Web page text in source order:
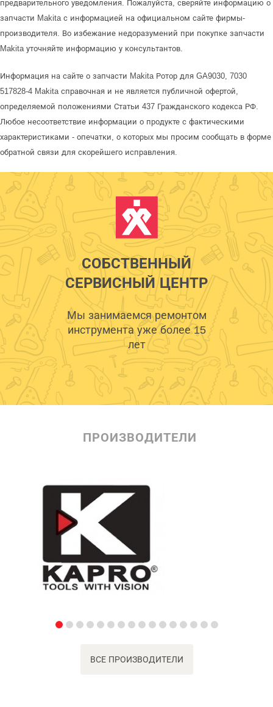
предварительного уведомления. Пожалуйста, сверяйте информацию о
запчасти Makita с информацией на официальном сайте фирмы-
производителя. Во избежание недоразумений при покупке запчасти
Makita уточняйте информацию у консультантов.
Информация на сайте о запчасти Makita Ротор для GA9030, 7030
517828-4 Makita справочная и не является публичной офертой,
определяемой положениями Статьи 437 Гражданского кодекса РФ.
Любое несоответствие информации о продукте с фактическими
характеристиками - опечатки, о которых мы просим сообщать в форме
обратной связи для скорейшего исправления.
СОБСТВЕННЫЙ
СЕРВИСНЫЙ ЦЕНТР
Мы занимаемся ремонтом
инструмента уже более 15
лет
ПРОИЗВОДИТЕЛИ
ВСЕ ПРОИЗВОДИТЕЛИ